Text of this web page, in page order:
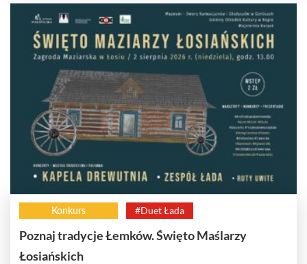
Konkurs #Duet Łada
Poznaj tradycje Łemków. Święto Maślarzy
Łosiańskich